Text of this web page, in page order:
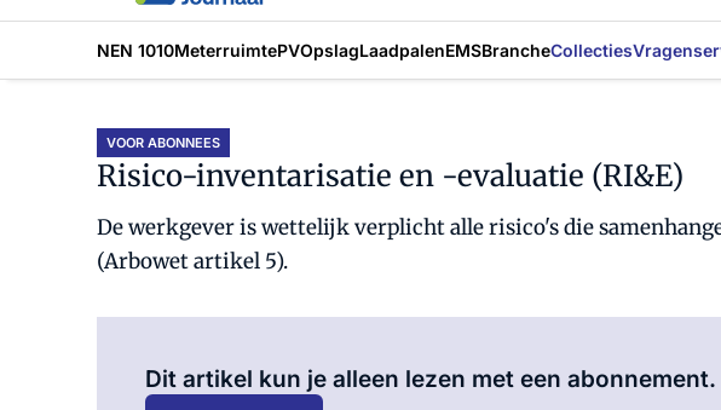
NEN 1010MeterruimtePVOpslagLaadpalenEMSBrancheCollecties
VOOR ABONNEES
Risico-inventarisatie en -evaluatie (RI&E)
De werkgever is wettelijk verplicht alle risico's die
(Arbowet artikel 5).
Dit artikel kun je alleen lezen met een abonnement.